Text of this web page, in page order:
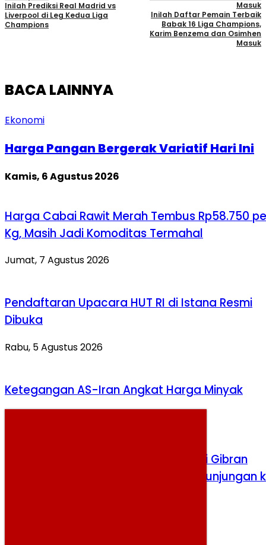
Inilah Prediksi Real Madrid vs
Liverpool di Leg Kedua Liga
Champions
Inilah Daftar Pemain Terbaik
Babak 16 Liga Champions,
Karim Benzema dan Osimhen
Masuk
BACA LAINNYA
Ekonomi
Harga Pangan Bergerak Variatif Hari Ini
Kamis, 6 Agustus 2026
Harga Cabai Rawit Merah Tembus Rp58.750
Kg, Masih Jadi Komoditas Termahal
Jumat, 7 Agustus 2026
Pendaftaran Upacara HUT RI di Istana Resmi
Dibuka
Rabu, 5 Agustus 2026
Ketegangan AS-Iran Angkat Harga Minyak
Direktur Rumah Politik Indonesia Nilai Gibran
Jalankan Mandat Konstitusi Lewat Kunjungan